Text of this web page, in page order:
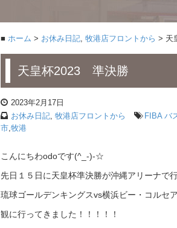
ホーム お休み日記, 牧港店フロントから 天
天皇杯2023 準決勝
2023年2月17日
お休み日記, 牧港店フロントから FIBA バ
市,牧港
こんにちわodoです(^_-)-☆
先日１５日に天皇杯準決勝が沖縄アリーナで
琉球ゴールデンキングスvs横浜ビー・コルセ
観に行ってきました！！！！！